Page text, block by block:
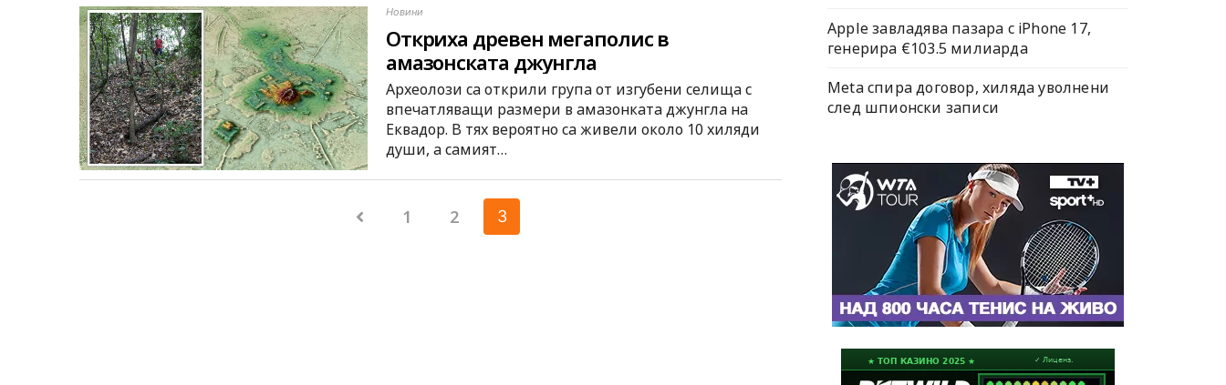
Новини
Откриха древен мегаполис в
амазонската джунгла
Археолози са открили група от изгубени селища с
впечатляващи размери в амазонката джунгла на
Еквадор. В тях вероятно са живели около 10 хиляди
души, а самият…
Разделяне
на
1 2 3
Apple завладява пазара с iPhone 17,
генерира €103.5 милиарда
Meta спира договор, хиляда уволнени
след шпионски записи